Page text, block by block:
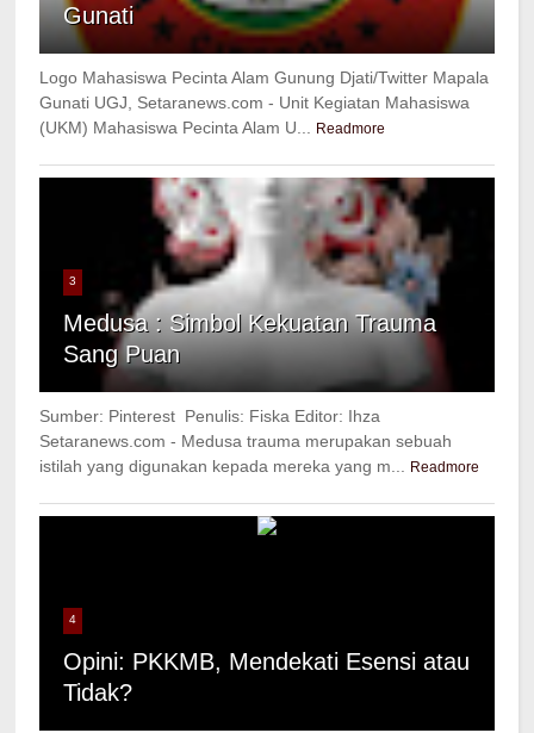
Gunati
Logo Mahasiswa Pecinta Alam Gunung Djati/Twitter Mapala
Gunati UGJ, Setaranews.com - Unit Kegiatan Mahasiswa
(UKM) Mahasiswa Pecinta Alam U...
Readmore
3
Medusa : Simbol Kekuatan Trauma
Sang Puan
Sumber: Pinterest Penulis: Fiska Editor: Ihza
Setaranews.com - Medusa trauma merupakan sebuah
istilah yang digunakan kepada mereka yang m...
Readmore
4
Opini: PKKMB, Mendekati Esensi atau
Tidak?